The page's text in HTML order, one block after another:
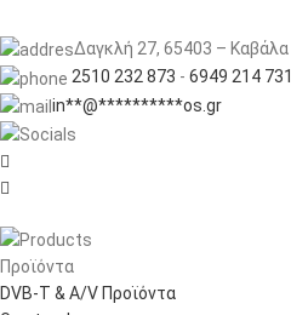
Δαγκλή 27, 65403 – Καβάλα
2510 232 873 - 6949 214 731
in**@**********os.gr


Προϊόντα
DVB-T & A/V Προϊόντα